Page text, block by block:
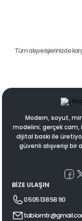
Tüm alışverişlerinizde
Modern, soyut,
modelini; gerçek
dijital baskı ile
güvenli alışverişi bir
BİZE ULAŞIN
0 505 138 58 90